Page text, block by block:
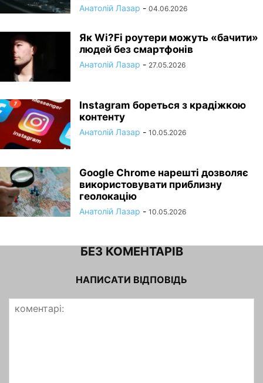
Анатолій Лазар - 04.06.2026
Як Wi?Fi роутери можуть «бачити»
людей без смартфонів
Анатолій Лазар - 27.05.2026
Instagram бореться з крадіжкою
контенту
Анатолій Лазар - 10.05.2026
Google Chrome нарешті дозволяє
використовувати приблизну
геолокацію
Анатолій Лазар - 10.05.2026
БЕЗ КОМЕНТАРІВ
НАПИСАТИ ВІДПОВІДЬ